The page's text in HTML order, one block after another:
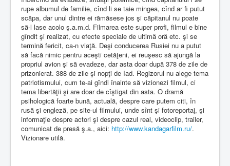
rupe albumul de familie, cînd li se taie mingea, cînd ar fi putut
scăpa, dar unul dintre ei rămăsese jos şi căpitanul nu poate
să-l lase acolo ş.a.m.d. Filmarea este super profi, filmul e bine
gîndit şi realizat, cu efecte speciale de ultimă oră etc. şi se
termină fericit, ca-n viaţă. Deşi conducerea Rusiei nu a putut
să facă nimic pentru aceşti cetăţeni, ei reuşesc să ajungă la
propriul avion şi să evadeze, dar asta doar după 378 de zile de
prizonierat. 388 de zile şi nopţi de Iad. Regizorul nu alege tema
patriotismului, cum te-ai gîndi înainte să vizionezi filmul, ci
tema libertăţii şi are doar de cîştigat din asta. O dramă
psihologică foarte bună, actuală, despre care putem citi, în
rusă şi engleză, pe site-ul filmului, unde sînt şi fotoreportaj, şi
informaţie despre actori şi despre cazul real, videoclip, trailer,
comunicat de presă ş.a., aici: http://www.kandagarfilm.ru/.
Vizionare utilă.